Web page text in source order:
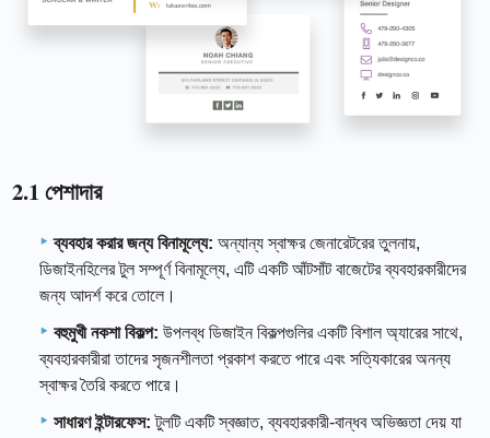
2.1 পেশাদার
ব্যবহার করার জন্য বিনামূল্যে: অন্যান্য স্বাক্ষর জেনারেটরের তুলনায়,
ডিজাইনহিলের টুল সম্পূর্ণ বিনামূল্যে, এটি একটি আঁটসাঁট বাজেটের ব্যবহারকারীদের
জন্য আদর্শ করে তোলে।
বহুমুখী নকশা বিকল্প: উপলব্ধ ডিজাইন বিকল্পগুলির একটি বিশাল অ্যারের সাথে,
ব্যবহারকারীরা তাদের সৃজনশীলতা প্রকাশ করতে পারে এবং সত্যিকারের অনন্য
স্বাক্ষর তৈরি করতে পারে।
সাধারণ ইন্টারফেস: টুলটি একটি স্বজ্ঞাত, ব্যবহারকারী-বান্ধব অভিজ্ঞতা দেয় যা